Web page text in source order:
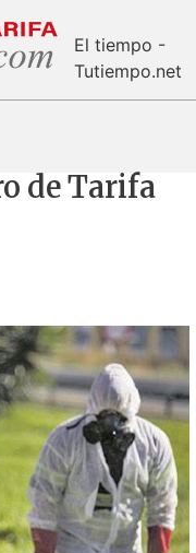
El tiempo -
Tutiempo.net
de Tarifa